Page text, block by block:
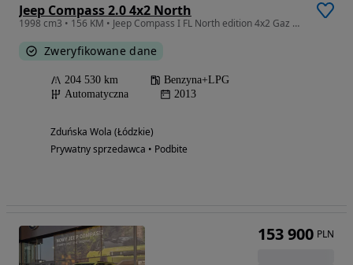
Jeep Compass 2.0 4x2 North
1998 cm3 • 156 KM • Jeep Compass I FL North edition 4x2 Gaz Salon Polska
Zweryfikowane dane
204 530 km
Benzyna+LPG
Automatyczna
2013
Zduńska Wola (Łódzkie)
Prywatny sprzedawca • Podbite
153 900 PLN